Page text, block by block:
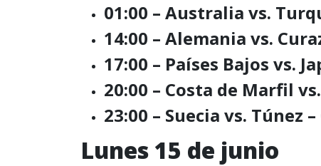
01:00 – Australia vs.
14:00 – Alemania vs.
17:00 – Países Bajos vs.
20:00 – Costa de Marfil
23:00 – Suecia vs. Túnez
Lunes 15 de junio